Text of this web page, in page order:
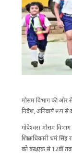
मौसम विभाग की ओर से
निर्देश, अनिवार्य रूप से
गोपेश्वर। मौसम
शिक्षाअ​धिकारी धर्म
को कक्षा एक से 12वीं